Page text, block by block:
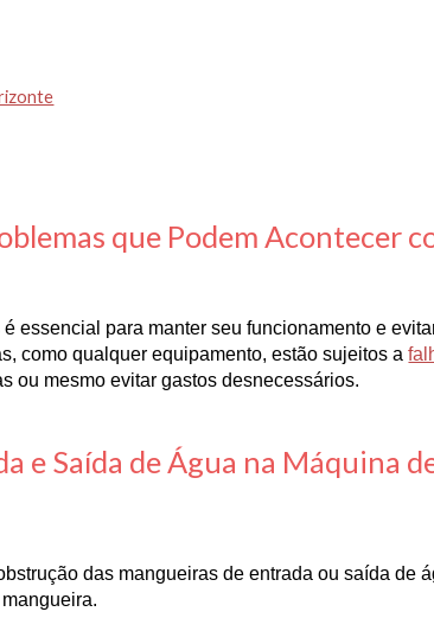
que Podem Acontecer
essencial para manter seu funcionamento e
como qualquer equipamento, estão sujeitos a
ou mesmo evitar gastos desnecessários.
e Saída de Água na Máquina
das mangueiras de entrada ou saída de